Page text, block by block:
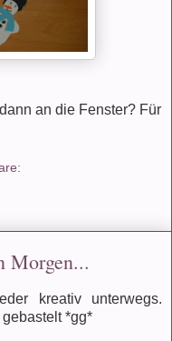
an die Fenster? Für
Morgen...
kreativ unterwegs.
*gg*